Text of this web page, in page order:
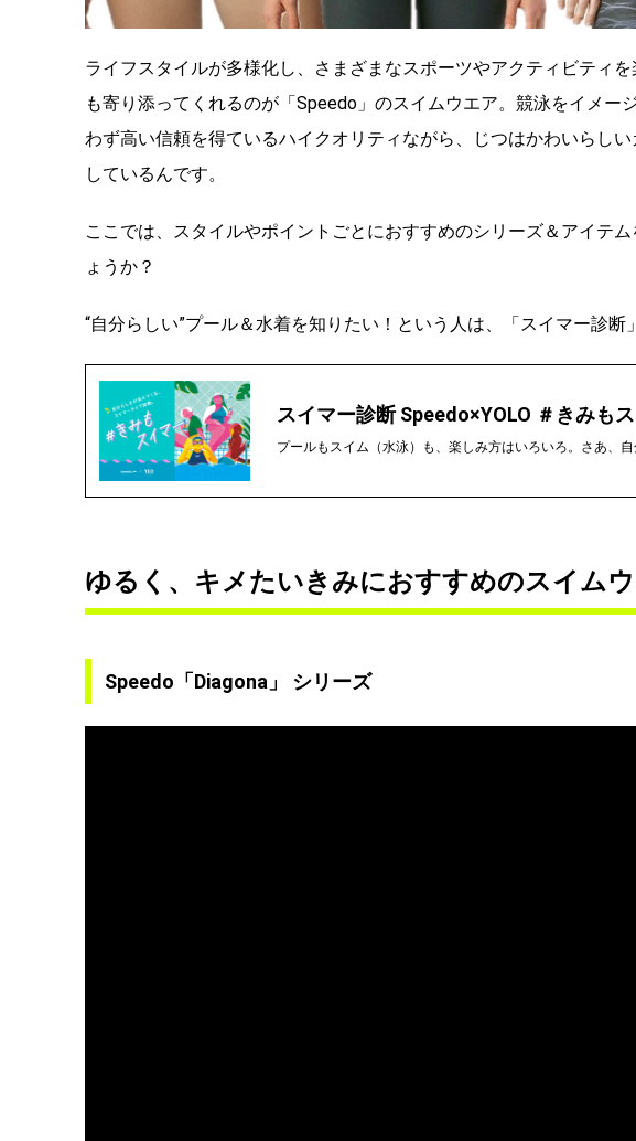
ライフスタイルが多様化し、さまざまなスポーツやアクティビティ
も寄り添ってくれるのが「Speedo」のスイムウエア。競泳をイメー
わず高い信頼を得ているハイクオリティながら、じつはかわいらし
しているんです。
ここでは、スタイルやポイントごとにおすすめのシリーズ＆アイテ
ょうか？
“自分らしい”プール＆水着を知りたい！という人は、「スイマー診断
スイマー診断 Speedo×YOLO ＃きみも
プールもスイム（水泳）も、楽しみ方はいろいろ。さあ、
ゆるく、キメたいきみにおすすめのスイム
Speedo「Diagona」 シリーズ